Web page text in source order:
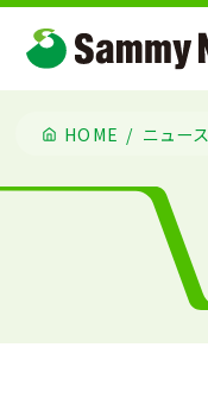
HOME ニュース